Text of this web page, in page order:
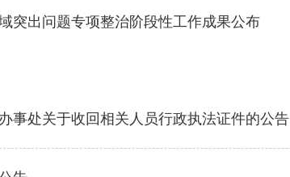
突出问题专项整治阶段性工作成果公布
事处关于收回相关人员行政执法证件的公告